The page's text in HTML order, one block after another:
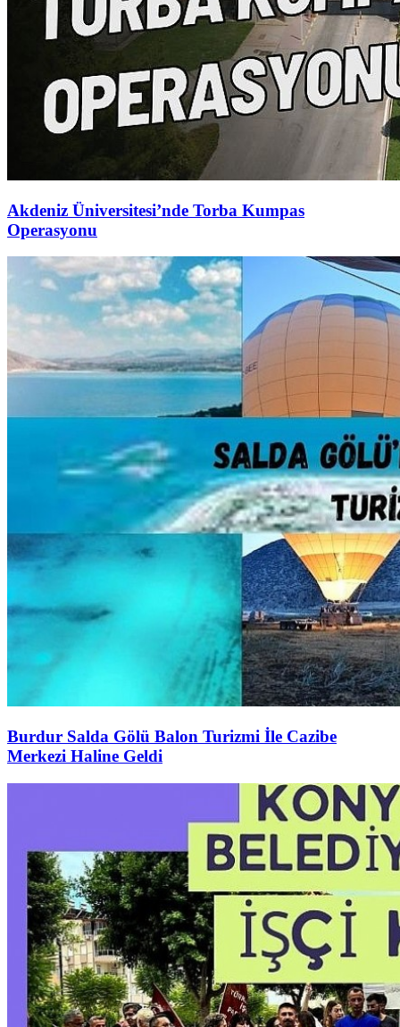
Akdeniz Üniversitesi’nde Torba Kumpas
Operasyonu
Burdur Salda Gölü Balon Turizmi İle Cazibe
Merkezi Haline Geldi